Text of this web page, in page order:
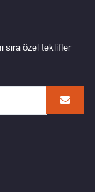
sıra özel teklifler